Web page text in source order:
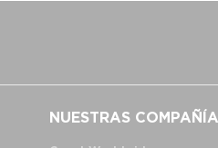
NUESTRAS